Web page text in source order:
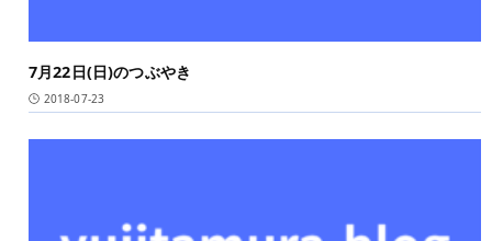
7月22日(日)のつぶやき
2018-07-23